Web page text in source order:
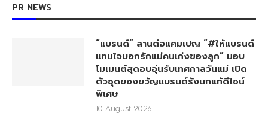
PR NEWS
“แบรนด์” สานต่อแคมเปญ “#ให้แบรนด์
แทนใจบอกรักแม่คนเก่งของลูก” มอบ
โมเมนต์สุดอบอุ่นรับเทศกาลวันแม่ เปิด
ตัวชุดของขวัญแบรนด์รังนกแท้ดีไซน์
พิเศษ
10 August 2026